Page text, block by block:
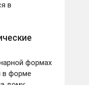
в
формах
в форме